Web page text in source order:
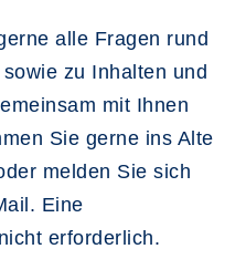
alle Fragen rund
zu Inhalten und
mit Ihnen
Sie gerne ins Alte
melden Sie sich
Eine
erforderlich.